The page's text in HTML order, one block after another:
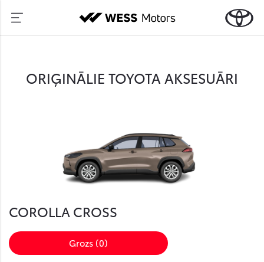
ORIĢINĀLIE TOYOTA AKSESUĀRI
COROLLA CROSS
Grozs (0)